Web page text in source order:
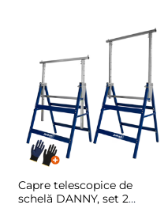
Capre telescopice de
schelă DANNY, set 2